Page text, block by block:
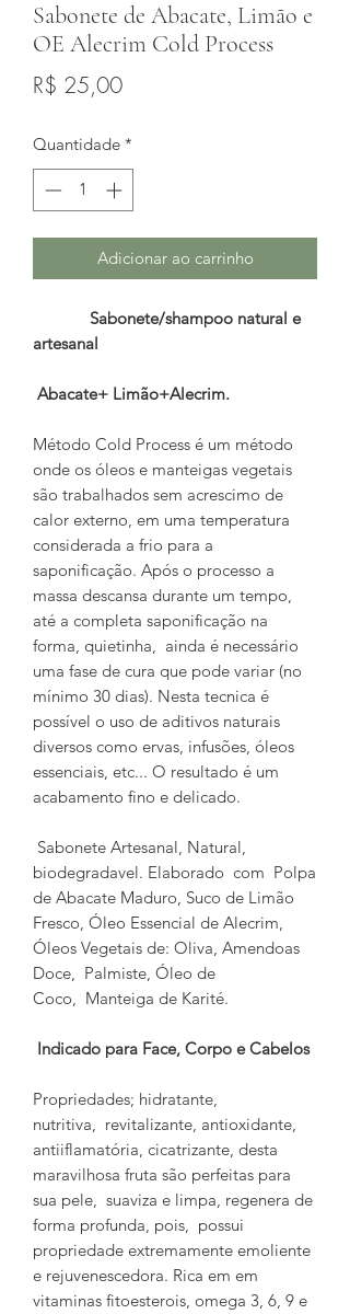
Sabonete de Abacate, Limão e
OE Alecrim Cold Process
R$ 25,00Preço
Quantidade *
Adicionar ao carrinho
Sabonete/shampoo natural e
artesanal
Abacate+ Limão+Alecrim.
Método Cold Process é um método
onde os óleos e manteigas vegetais
são trabalhados sem acrescimo de
calor externo, em uma temperatura
considerada a frio para a
saponificação. Após o processo a
massa descansa durante um tempo,
até a completa saponificação na
forma, quietinha, ainda é necessário
uma fase de cura que pode variar (no
mínimo 30 dias). Nesta tecnica é
possível o uso de aditivos naturais
diversos como ervas, infusões, óleos
essenciais, etc... O resultado é um
acabamento fino e delicado.
Sabonete Artesanal, Natural,
biodegradavel. Elaborado com Polpa
de Abacate Maduro, Suco de Limão
Fresco, Óleo Essencial de Alecrim,
Óleos Vegetais de: Oliva, Amendoas
Doce, Palmiste, Óleo de
Coco, Manteiga de Karité.
Indicado para Face, Corpo e Cabelos
Propriedades; hidratante,
nutritiva, revitalizante, antioxidante,
antiiflamatória, cicatrizante, desta
maravilhosa fruta são perfeitas para
sua pele, suaviza e limpa, regenera de
forma profunda, pois, possui
propriedade extremamente emoliente
e rejuvenescedora. Rica em em
vitaminas fitoesterois, omega 3, 6, 9 e